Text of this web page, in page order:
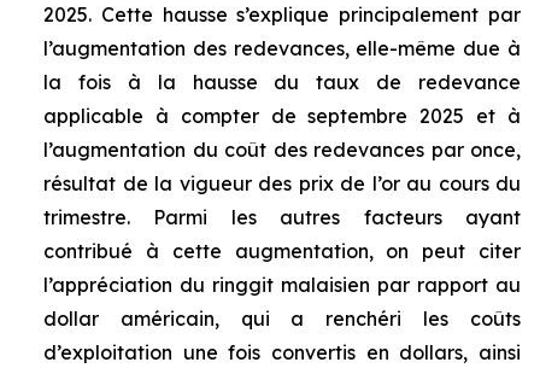
2025. Cette hausse s’explique principalement par
l’augmentation des redevances, elle-même due à
la fois à la hausse du taux de redevance
applicable à compter de septembre 2025 et à
l’augmentation du coût des redevances par once,
résultat de la vigueur des prix de l’or au cours du
trimestre. Parmi les autres facteurs ayant
contribué à cette augmentation, on peut citer
l’appréciation du ringgit malaisien par rapport au
dollar américain, qui a renchéri les coûts
d’exploitation une fois convertis en dollars, ainsi